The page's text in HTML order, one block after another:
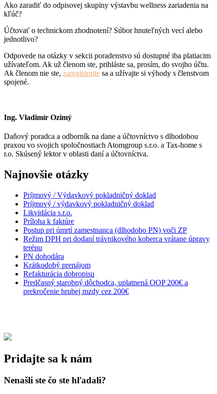
Ako zaradiť do odpisovej skupiny výstavbu wellness zariadenia na
kľúč?
Účtovať o technickom zhodnotení? Súbor hnuteľných vecí alebo
jednotlivo?
Odpovede na otázky v sekcii poradenstvo sú dostupné iba platiacim
užívateľom. Ak už členom ste, prihláste sa, prosím, do svojho účtu.
Ak členom nie ste, zaregistrujte sa a užívajte si výhody s členstvom
spojené.
Ing. Vladimír Ozimý
Daňový poradca a odborník na dane a účtovníctvo s dlhodobou
praxou vo svojich spoločnostiach Atomgroup s.r.o. a Tax-home s
r.o. Skúsený lektor v oblasti daní a účtovníctva.
Najnovšie otázky
Príjmový / Výdavkový pokladničný doklad
Príjmový / výdavkový pokladničný doklad
Likvidácia s.r.o.
Príloha k faktúre
Postup pri úmrtí zamestnanca (dlhodobo PN) voči ZP
Režim DPH pri dodaní trávnikového koberca vrátane úpravy
terénu
PN dohodára
Krátkodobý prenájom
Refakturácia dobropisu
Predčasný starobný dôchodca, uplatnená OOP 200€ a
prekročenie hrubej mzdy cez 200€
Pridajte sa k nám
Nenašli ste čo ste hľadali?